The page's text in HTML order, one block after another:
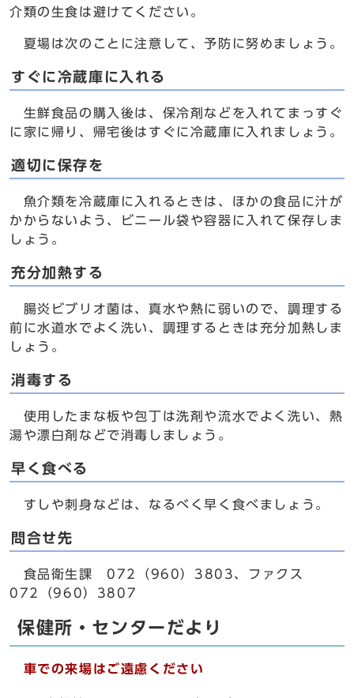
介類の生食は避けてください。
夏場は次のことに注意して、予防に努めましょう。
すぐに冷蔵庫に入れる
生鮮食品の購入後は、保冷剤などを入れてまっすぐ
に家に帰り、帰宅後はすぐに冷蔵庫に入れましょう。
適切に保存を
魚介類を冷蔵庫に入れるときは、ほかの食品に汁が
かからないよう、ビニール袋や容器に入れて保存しま
しょう。
充分加熱する
腸炎ビブリオ菌は、真水や熱に弱いので、調理する
前に水道水でよく洗い、調理するときは充分加熱しま
しょう。
消毒する
使用したまな板や包丁は洗剤や流水でよく洗い、熱
湯や漂白剤などで消毒しましょう。
早く食べる
すしや刺身などは、なるべく早く食べましょう。
問合せ先
食品衛生課 072（960）3803、ファクス
072（960）3807
保健所・センターだより
車での来場はご遠慮ください